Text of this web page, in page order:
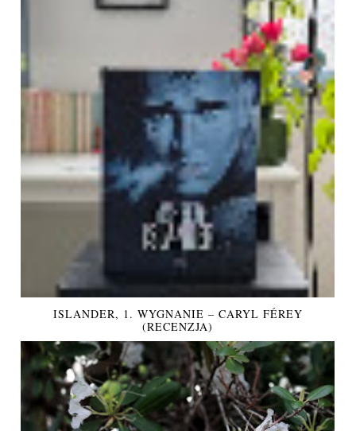
ISLANDER, 1. WYGNANIE – CARYL FÉREY
(RECENZJA)